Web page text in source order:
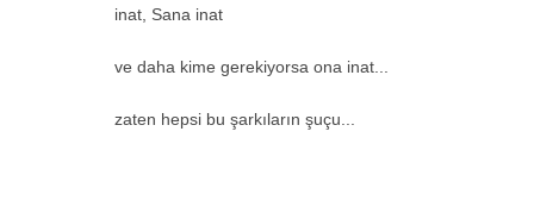
inat, Sana inat
ve daha kime gerekiyorsa ona inat...
zaten hepsi bu şarkıların şuçu...